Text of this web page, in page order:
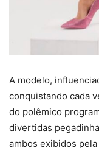
A modelo,
conquistando cada
do polêmico
divertidas
ambos exibidos